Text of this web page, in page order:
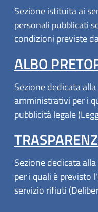
Sezione istituita ai
personali pubblicati
condizioni previste
ALBO
Sezione dedicata
amministrativi per i
pubblicità legale
Sezione dedicata
per i quali è previsto
servizio rifiuti